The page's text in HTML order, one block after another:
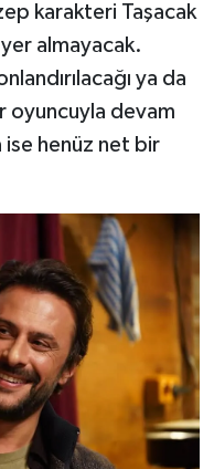
karakteri Taşacak
almayacak.
ya da
oyuncuyla devam
henüz net bir